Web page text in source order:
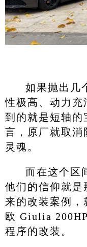
如果抛出几
性极高、动力充
到的就是短轴的
言，原厂就取消
灵魂。
而在这个区
他们的信仰就
来的改装案例，
欧 Giulia
程序的改装。